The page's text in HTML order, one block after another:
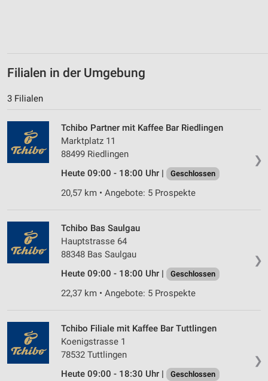
Filialen in der Umgebung
3 Filialen
❯
Tchibo Partner mit Kaffee Bar Riedlingen
Marktplatz 11
88499 Riedlingen
Heute 09:00 - 18:00 Uhr |
Geschlossen
20,57 km • Angebote: 5 Prospekte
❯
Tchibo Bas Saulgau
Hauptstrasse 64
88348 Bas Saulgau
Heute 09:00 - 18:00 Uhr |
Geschlossen
22,37 km • Angebote: 5 Prospekte
❯
Tchibo Filiale mit Kaffee Bar Tuttlingen
Koenigstrasse 1
78532 Tuttlingen
Heute 09:00 - 18:30 Uhr |
Geschlossen